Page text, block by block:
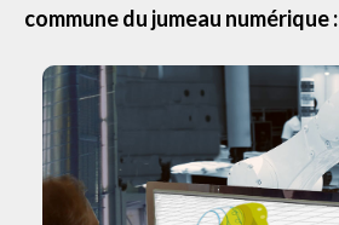
commune du jumeau numérique :